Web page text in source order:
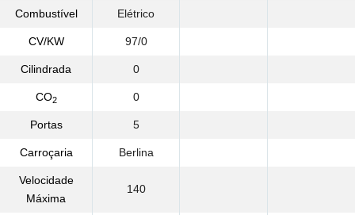
Combustível Elétrico
CV/KW 97/0
Cilindrada 0
CO2 0
Portas 5
Carroçaria Berlina
Velocidade
Máxima
140